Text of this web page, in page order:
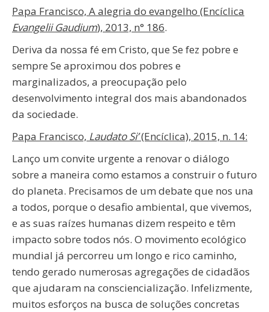
Papa Francisco, A alegria do evangelho (Encíclica
Evangelii Gaudium), 2013, n° 186.
Deriva da nossa fé em Cristo, que Se fez pobre e
sempre Se aproximou dos pobres e
marginalizados, a preocupação pelo
desenvolvimento integral dos mais abandonados
da sociedade.
Papa Francisco, Laudato Si’(Encíclica), 2015, n. 14:
Lanço um convite urgente a renovar o diálogo
sobre a maneira como estamos a construir o futuro
do planeta. Precisamos de um debate que nos una
a todos, porque o desafio ambiental, que vivemos,
e as suas raízes humanas dizem respeito e têm
impacto sobre todos nós. O movimento ecológico
mundial já percorreu um longo e rico caminho,
tendo gerado numerosas agregações de cidadãos
que ajudaram na consciencialização. Infelizmente,
muitos esforços na busca de soluções concretas